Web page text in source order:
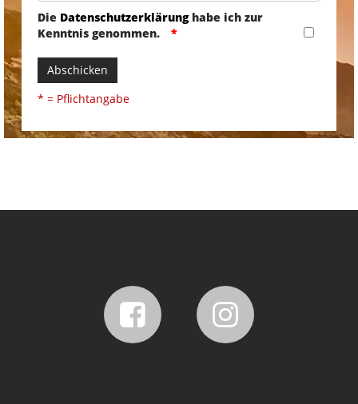
Die Datenschutzerklärunghabe ich zur
Kenntnis genommen.
Abschicken
* = Pflichtangabe